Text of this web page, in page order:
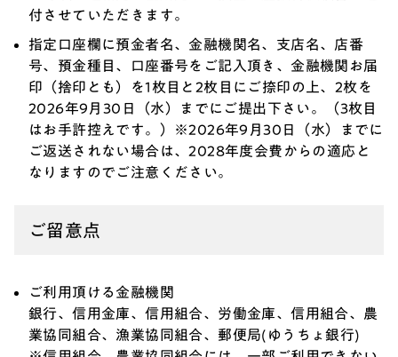
付させていただきます。
指定口座欄に預金者名、金融機関名、支店名、店番
号、預金種目、口座番号をご記入頂き、金融機関お届
印（捨印とも）を1枚目と2枚目にご捺印の上、2枚を
2026年9月30日（水）までにご提出下さい。（3枚目
はお手許控えです。）※2026年9月30日（水）までに
ご返送されない場合は、2028年度会費からの適応と
なりますのでご注意ください。
ご留意点
ご利用頂ける金融機関
銀行、信用金庫、信用組合、労働金庫、信用組合、農
業協同組合、漁業協同組合、郵便局(ゆうちょ銀行)